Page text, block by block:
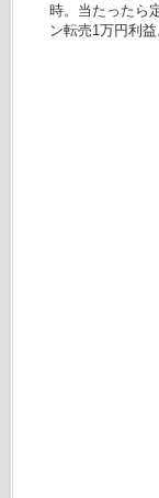
時。当たったら
ン転売1万円利益